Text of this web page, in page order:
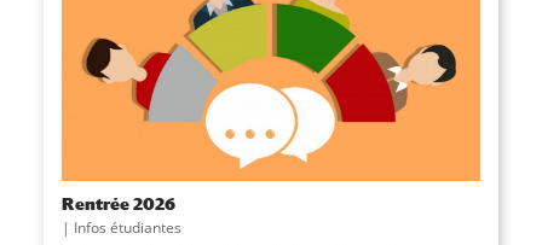
Rentrée 2026
Infos étudiantes